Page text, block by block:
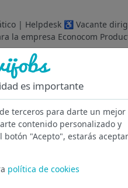
| Helpdesk ♿ Vacante
la empresa Econocom
es importante
terceros para darte un mejor
contenido personalizado y
"Acepto", estarás
política de cookies